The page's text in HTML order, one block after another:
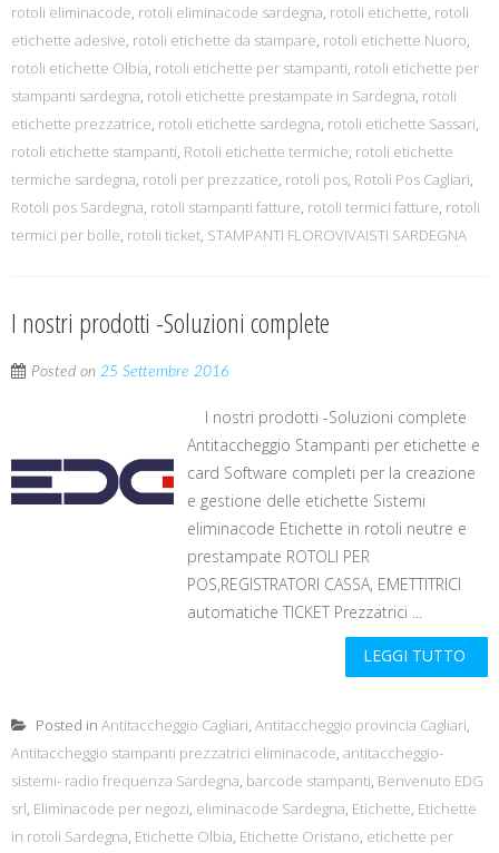
rotoli eliminacode, rotoli eliminacode sardegna, rotoli etichette, rotoli
etichette adesive, rotoli etichette da stampare, rotoli etichette Nuoro,
rotoli etichette Olbia, rotoli etichette per stampanti, rotoli etichette per
stampanti sardegna, rotoli etichette prestampate in Sardegna, rotoli
etichette prezzatrice, rotoli etichette sardegna, rotoli etichette Sassari,
rotoli etichette stampanti, Rotoli etichette termiche, rotoli etichette
termiche sardegna, rotoli per prezzatice, rotoli pos, Rotoli Pos Cagliari,
Rotoli pos Sardegna, rotoli stampanti fatture, rotoli termici fatture, rotoli
termici per bolle, rotoli ticket, STAMPANTI FLOROVIVAISTI SARDEGNA
I nostri prodotti -Soluzioni complete
Posted on 25 Settembre 2016
I nostri prodotti -Soluzioni complete
Antitaccheggio Stampanti per etichette e
card Software completi per la creazione
e gestione delle etichette Sistemi
eliminacode Etichette in rotoli neutre e
prestampate ROTOLI PER
POS,REGISTRATORI CASSA, EMETTITRICI
automatiche TICKET Prezzatrici ...
LEGGI TUTTO
Posted in Antitaccheggio Cagliari, Antitaccheggio provincia Cagliari,
Antitaccheggio stampanti prezzatrici eliminacode, antitaccheggio-
sistemi- radio frequenza Sardegna, barcode stampanti, Benvenuto EDG
srl, Eliminacode per negozi, eliminacode Sardegna, Etichette, Etichette
in rotoli Sardegna, Etichette Olbia, Etichette Oristano, etichette per